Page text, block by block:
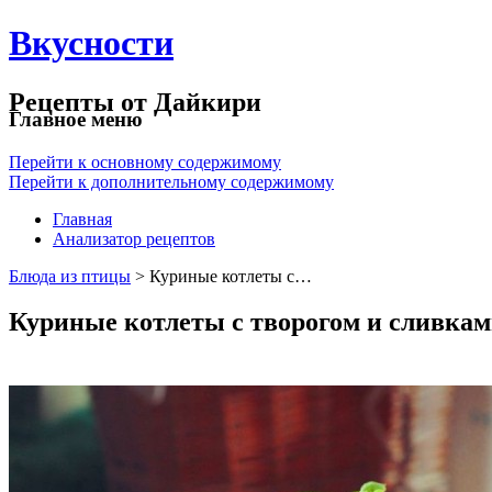
Вкусности
Рецепты от Дайкири
Главное меню
Перейти к основному содержимому
Перейти к дополнительному содержимому
Главная
Анализатор рецептов
Блюда из птицы > Куриные котлеты с…
Куриные котлеты с творогом и